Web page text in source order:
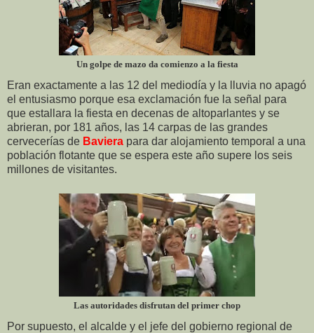
Un golpe de mazo da comienzo a la fiesta
Eran exactamente a las 12 del mediodía y la lluvia no apagó
el entusiasmo porque esa exclamación fue la señal para
que estallara la fiesta en decenas de altoparlantes y se
abrieran, por 181 años, las 14 carpas de las grandes
cervecerías de Baviera para dar alojamiento temporal a una
población flotante que se espera este año supere los seis
millones de visitantes.
Las autoridades disfrutan del primer chop
Por supuesto, el alcalde y el jefe del gobierno regional de